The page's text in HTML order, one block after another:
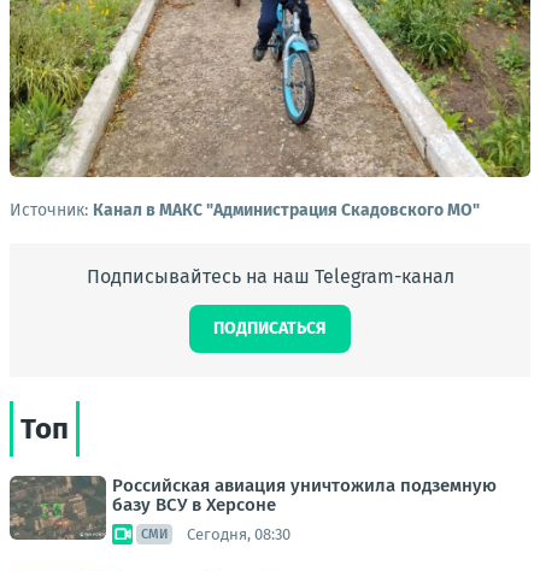
Источник: Канал в МАКС "Администрация Скадовского МО"
Подписывайтесь на наш Telegram-канал
ПОДПИСАТЬСЯ
Топ
Российская авиация уничтожила подземную
базу ВСУ в Херсоне
СМИ Сегодня, 08:30